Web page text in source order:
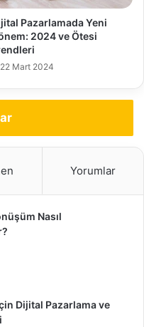
Pazarlamada Yeni
2024 ve Ötesi
22 Mart 2024
Yorumlar
Nasıl
Dijital Pazarlama ve